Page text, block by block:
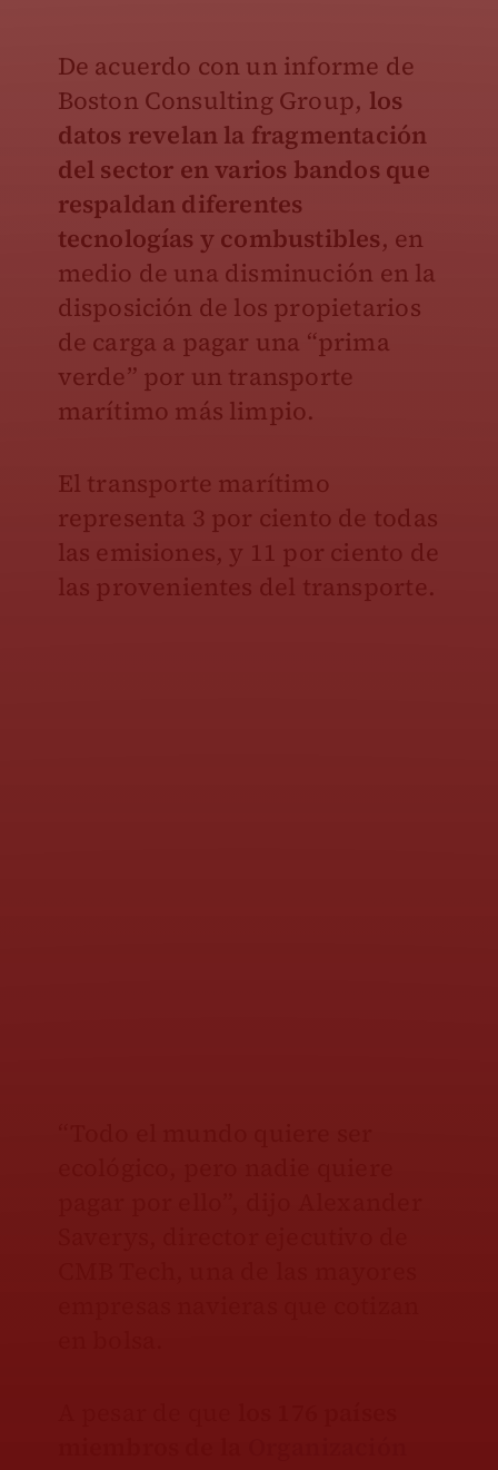
De acuerdo con un informe de
Boston Consulting Group, los
datos revelan la fragmentación
del sector en varios bandos que
respaldan diferentes
tecnologías y combustibles, en
medio de una disminución en la
disposición de los propietarios
de carga a pagar una “prima
verde” por un transporte
marítimo más limpio.
El transporte marítimo
representa 3 por ciento de todas
las emisiones, y 11 por ciento de
las provenientes del transporte.